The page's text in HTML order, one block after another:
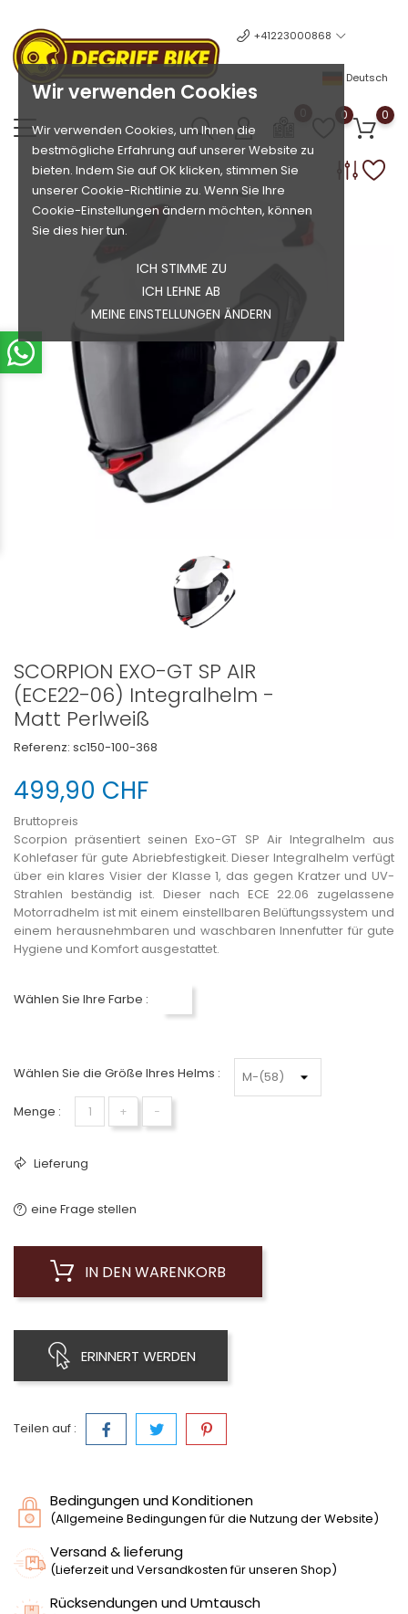
Wir verwenden Cookies
Wir verwenden Cookies, um Ihnen die
bestmögliche Erfahrung auf unserer Website zu
bieten. Indem Sie auf OK klicken, stimmen Sie
unserer Cookie-Richtlinie zu. Wenn Sie Ihre
Cookie-Einstellungen ändern möchten, können
Sie dies hier tun.
ICH STIMME ZU
ICH LEHNE AB
MEINE EINSTELLUNGEN ÄNDERN
+41223000868
Deutsch
0 0
SCORPION EXO-GT SP AIR
(ECE22-06) Integralhelm -
Matt Perlweiß
Referenz: sc150-100-368
499,90 CHF
Bruttopreis
Scorpion präsentiert seinen Exo-GT SP Air Integralhelm aus
Kohlefaser für gute Abriebfestigkeit. Dieser Integralhelm verfügt
über ein klares Visier der Klasse 1, das gegen Kratzer und UV-
Strahlen beständig ist. Dieser nach ECE 22.06 zugelassene
Motorradhelm ist mit einem einstellbaren Belüftungssystem und
einem herausnehmbaren und waschbaren Innenfutter für gute
Hygiene und Komfort ausgestattet.
Wählen Sie Ihre Farbe :
Wählen Sie die Größe Ihres Helms :
Menge : + −
Lieferung
eine Frage stellen
IN DEN WARENKORB
ERINNERT WERDEN
Teilen auf :
Bedingungen und Konditionen
(Allgemeine Bedingungen für die Nutzung der Website)
Versand & lieferung
(Lieferzeit und Versandkosten für unseren Shop)
Rücksendungen und Umtausch